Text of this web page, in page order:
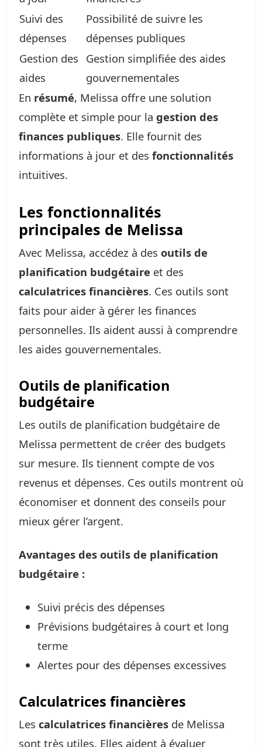
Suivi des
dépenses
Possibilité de suivre les
dépenses publiques
Gestion des
aides
Gestion simplifiée des aides
gouvernementales
En résumé, Melissa offre une solution
complète et simple pour la gestion des
finances publiques. Elle fournit des
informations à jour et des fonctionnalités
intuitives.
Les fonctionnalités
principales de Melissa
Avec Melissa, accédez à des outils de
planification budgétaire et des
calculatrices financières. Ces outils sont
faits pour aider à gérer les finances
personnelles. Ils aident aussi à comprendre
les aides gouvernementales.
Outils de planification
budgétaire
Les outils de planification budgétaire de
Melissa permettent de créer des budgets
sur mesure. Ils tiennent compte de vos
revenus et dépenses. Ces outils montrent où
économiser et donnent des conseils pour
mieux gérer l’argent.
Avantages des outils de planification
budgétaire :
Suivi précis des dépenses
Prévisions budgétaires à court et long
terme
Alertes pour des dépenses excessives
Calculatrices financières
Les calculatrices financières de Melissa
sont très utiles. Elles aident à évaluer